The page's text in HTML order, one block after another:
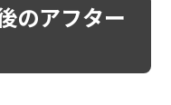
のアフター